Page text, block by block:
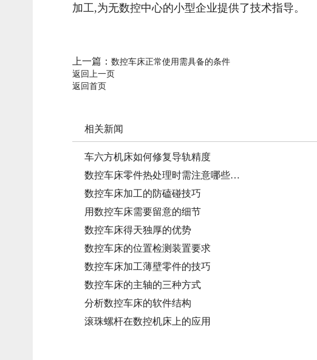
加工,为无数控中心的小型企业提供了技术指导。
上一篇： 数控车床正常使用需具备的条件
返回上一页
返回首页
相关新闻
车六方机床如何修复导轨精度
数控车床零件热处理时需注意哪些…
数控车床加工的防磕碰技巧
用数控车床需要留意的细节
数控车床得天独厚的优势
数控车床的位置检测装置要求
数控车床加工薄壁零件的技巧
数控车床的主轴的三种方式
分析数控车床的软件结构
滚珠螺杆在数控机床上的应用